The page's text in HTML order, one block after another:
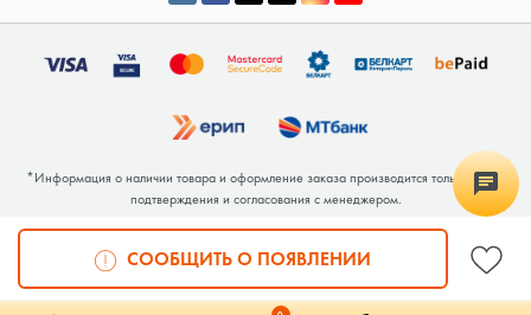
СООБЩИТЬ О ПОЯВЛЕНИИ
*Информация о наличии товара и оформление заказа производится только после
подтверждения и согласования с менеджером.
Общество с ограниченной ответственностью «Люкрай» Юридический адрес:
220062, г. Минск, ул. Тимирязева, дом 123, корп. 2, оф. 367/2 Почтовый адрес:
220062, г. Минск, ул. Тимирязева, дом 123, корп. 2, оф. 367/2 УНП 691764371
Интернет-магазин зарегистрирован в Торговом реестре РБ под номером 768117 от
04.02.2026.